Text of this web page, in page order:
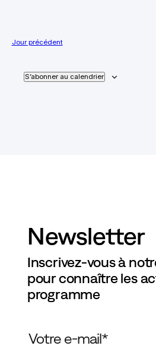
NUMÉRIQUE
QUI
CONTACT
Jour précédent
S’abonner au calendrier
Newsletter
Inscrivez-vous à
pour connaître les
programme